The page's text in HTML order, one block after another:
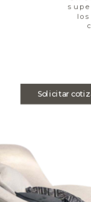
Solicitar